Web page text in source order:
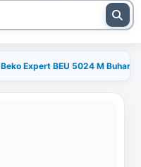
Beko Expert BEU 5024 M Buharlı